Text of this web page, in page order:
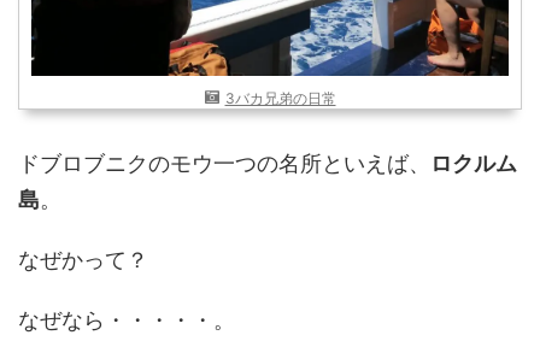
AND OR
検索
3バカ兄弟の日常
ドブロブニクのモウ一つの名所といえば、
ロクルム
島。
なぜかって？
なぜなら・・・・・。